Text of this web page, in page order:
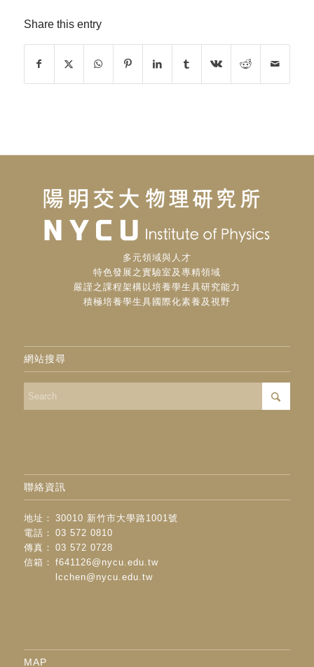
Share this entry
多元領域與人才
特色發展之實驗室及專精領域
嚴謹之課程架構以培養學生具研究能力
積極培養學生具國際化素養及視野
網站搜尋
聯絡資訊
地址：
30010 新竹市大學路1001號
電話：
03 572 0810
傳真：
03 572 0728
信箱：
f641126@nycu.edu.tw
lcchen@nycu.edu.tw
MAP